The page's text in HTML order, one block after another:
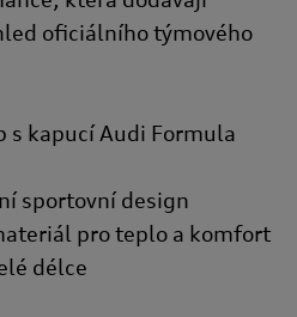
oficiálního týmového
s kapucí Audi Formula
sportovní design
pro teplo a komfort
délce
cookie nebo v Nastavení souborů
naleznete na konci webové
osobní údaje